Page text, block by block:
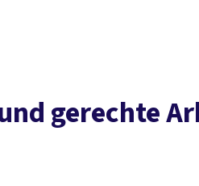
gerechte